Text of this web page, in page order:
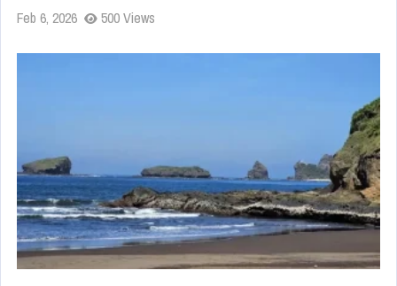
Feb 6, 2026 500 Views